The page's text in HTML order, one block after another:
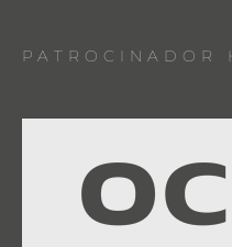
PATROCINADOR